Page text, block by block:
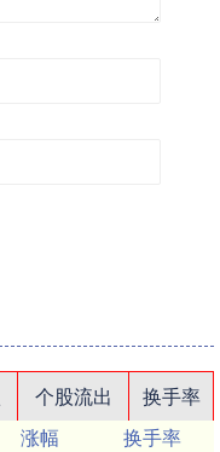
个股流出
换手率
涨幅
换手率